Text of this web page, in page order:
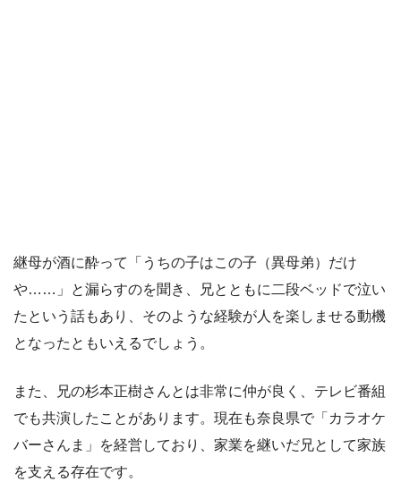
継母が酒に酔って「うちの子はこの子（異母弟）だけ
や……」と漏らすのを聞き、兄とともに二段ベッドで泣い
たという話もあり、そのような経験が人を楽しませる動機
となったともいえるでしょう。
また、兄の杉本正樹さんとは非常に仲が良く、テレビ番組
でも共演したことがあります。現在も奈良県で「カラオケ
バーさんま」を経営しており、家業を継いだ兄として家族
を支える存在です。